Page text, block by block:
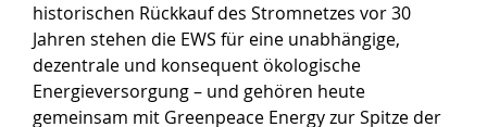
historischen Rückkauf des Stromnetzes vor 30
Jahren stehen die EWS für eine unabhängige,
dezentrale und konsequent ökologische
Energieversorgung – und gehören heute
gemeinsam mit Greenpeace Energy zur Spitze der